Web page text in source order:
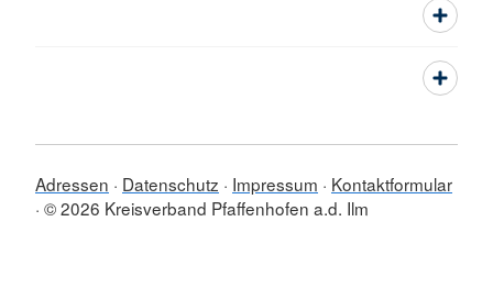
Adressen Datenschutz Impressum
Kontaktformular
© 2026 Kreisverband Pfaffenhofen a.d. Ilm